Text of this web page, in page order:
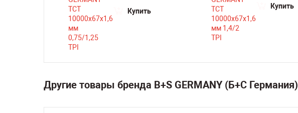
Купить
Купить
Другие товары бренда B+S GERMANY (Б+С Германия)